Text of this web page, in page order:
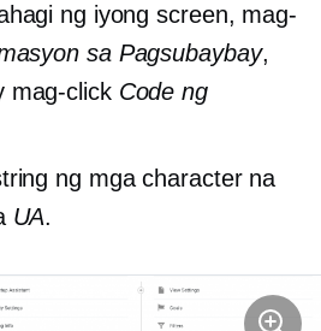
ng iyong screen, mag-
sa Pagsubaybay,
mag-click Code ng
ng mga character na
UA.